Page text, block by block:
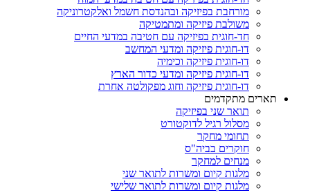
מורחבת בפיזיקה ובהנדסת חשמל ואלקטרוניקה
משולבת פיזיקה ומתמטיקה
חד-חוגית בפיזיקה עם חטיבה במדעי החיים
דו-חוגית פיזיקה ומדעי המחשב
דו-חוגית פיזיקה וכימיה
דו-חוגית פיזיקה ומדעי כדור הארץ
דו-חוגית פיזיקה וחוג מפקולטה אחרת
תארים מתקדמים
תואר שני בפיזיקה
מסלול רגיל לדוקטורט
תחומי מחקר
חוקרים בביה"ס
מנחים למחקר
מלגות קיום ומשרות לתואר שני
מלגות קיום ומשרות לתואר שלישי